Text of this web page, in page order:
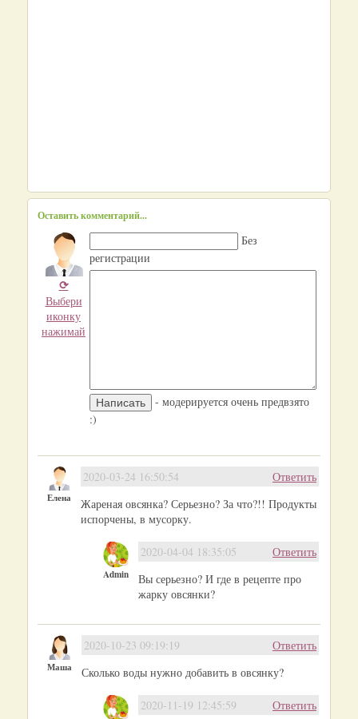
Оставить комментарий...
⟳
Выбери
иконку
нажимай
Без
регистрации
- модерируется очень предвзято
:)
Елена
Ответить
2020-03-24 16:50:54
Жареная овсянка? Серьезно? За что?!! Продукты
испорчены, в мусорку.
Admin
Ответить
2020-04-04 18:35:05
Вы серьезно? И где в рецепте про
жарку овсянки?
Маша
Ответить
2020-10-23 09:19:19
Сколько воды нужно добавить в овсянку?
Ответить
2020-11-19 12:45:59